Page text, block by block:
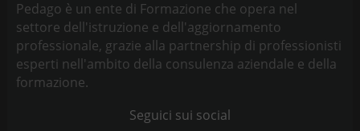
Pedago è un ente di Formazione che opera nel
settore dell'istruzione e dell'aggiornamento
professionale, grazie alla partnership di professionisti
esperti nell'ambito della consulenza aziendale e della
formazione.